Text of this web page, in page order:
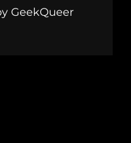
GeekQueer